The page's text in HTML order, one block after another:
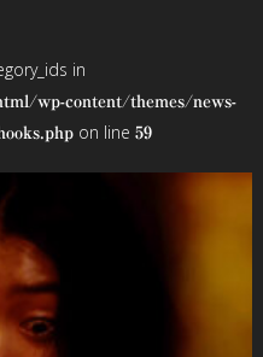
in
wp-content/themes/news-
on line 59